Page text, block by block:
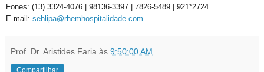
Fones: (13) 3324-4076 | 98136-3397 | 7826-5489 | 921*2724
E-mail: sehlipa@rhemhospitalidade.com
Prof. Dr. Aristides Faria às 9:50:00 AM
Compartilhar